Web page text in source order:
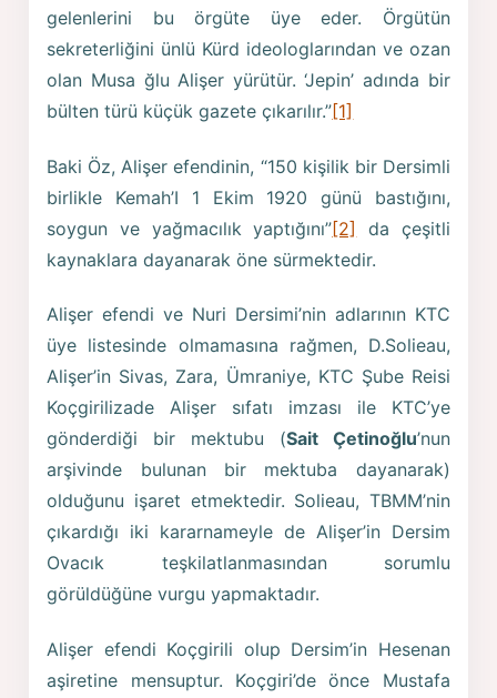
gelenlerini bu örgüte üye eder. Örgütün
sekreterliğini ünlü Kürd ideologlarından ve ozan
olan Musa ğlu Alişer yürütür. ‘Jepin’ adında bir
bülten türü küçük gazete çıkarılır.”[1]
Baki Öz, Alişer efendinin, “150 kişilik bir Dersimli
birlikle Kemah’I 1 Ekim 1920 günü bastığını,
soygun ve yağmacılık yaptığını”[2]
da çeşitli
kaynaklara dayanarak öne sürmektedir.
Alişer efendi ve Nuri Dersimi’nin adlarının KTC
üye listesinde olmamasına rağmen, D.Solieau,
Alişer’in Sivas, Zara, Ümraniye, KTC Şube Reisi
Koçgirilizade Alişer sıfatı imzası ile KTC’ye
gönderdiği bir mektubu (Sait Çetinoğlu’nun
arşivinde bulunan bir mektuba dayanarak)
olduğunu işaret etmektedir. Solieau, TBMM’nin
çıkardığı iki kararnameyle de Alişer’in Dersim
Ovacık teşkilatlanmasından sorumlu
görüldüğüne vurgu yapmaktadır.
Alişer efendi Koçgirili olup Dersim’in Hesenan
aşiretine mensuptur. Koçgiri’de önce Mustafa